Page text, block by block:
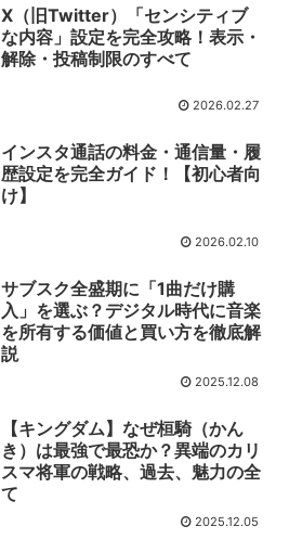
X（旧Twitter）「センシティブ
な内容」設定を完全攻略！表示・
解除・投稿制限のすべて
2026.02.27
インスタ通話の料金・通信量・履
歴設定を完全ガイド！【初心者向
け】
2026.02.10
サブスク全盛期に「1曲だけ購
入」を選ぶ？デジタル時代に音楽
を所有する価値と買い方を徹底解
説
2025.12.08
【キングダム】なぜ桓騎（かん
き）は最強で最恐か？異端のカリ
スマ将軍の戦略、過去、魅力の全
て
2025.12.05